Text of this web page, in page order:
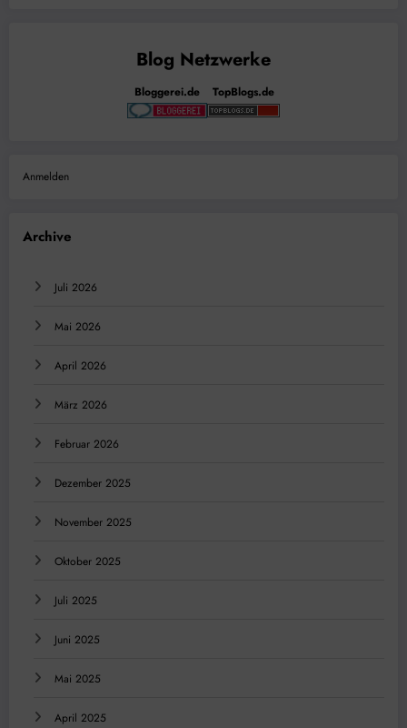
Bloggerei.de TopBlogs.de
Anmelden
Archive
Juli 2026
Mai 2026
April 2026
März 2026
Februar 2026
Dezember 2025
November 2025
Oktober 2025
Juli 2025
Juni 2025
Mai 2025
April 2025